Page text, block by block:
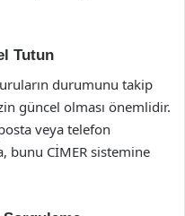
Tutun
durumunu takip
güncel olması önemlidir.
veya telefon
bunu CİMER sistemine